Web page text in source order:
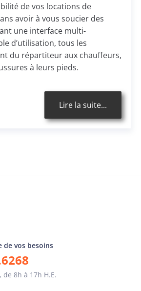
de vos locations de
avoir à vous soucier des
une interface multi-
d’utilisation, tous les
du répartiteur aux chauffeurs,
à leurs pieds.
Lire la suite...
de vos besoins
8h à 17h H.E.